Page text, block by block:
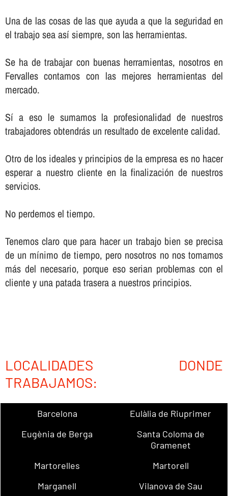
Una de las cosas de las que ayuda a que la seguridad en
el trabajo sea así­ siempre, son las herramientas.
Se ha de trabajar con buenas herramientas, nosotros en
Fervalles contamos con las mejores herramientas del
mercado.
Sí­ a eso le sumamos la profesionalidad de nuestros
trabajadores obtendrás un resultado de excelente calidad.
Otro de los ideales y principios de la empresa es no hacer
esperar a nuestro cliente en la finalización de nuestros
servicios.
No perdemos el tiempo.
Tenemos claro que para hacer un trabajo bien se precisa
de un mí­nimo de tiempo, pero nosotros no nos tomamos
más del necesario, porque eso serian problemas con el
cliente y una patada trasera a nuestros principios.
LOCALIDADES DONDE
TRABAJAMOS:
Barcelona
Eulàlia de Riuprimer
Eugènia de Berga
Santa Coloma de
Gramenet
Martorelles
Martorell
Marganell
Vilanova de Sau